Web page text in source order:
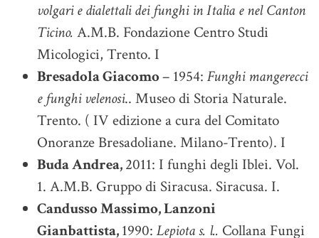
volgari e dialettali dei funghi in Italia e nel Canton
Ticino. A.M.B. Fondazione Centro Studi
Micologici, Trento. I
Bresadola Giacomo– 1954: Funghi mangerecci
e funghi velenosi.. Museo di Storia Naturale.
Trento. ( IV edizione a cura del Comitato
Onoranze Bresadoliane. Milano-Trento). I
Buda Andrea,2011: I funghi degli Iblei. Vol.
1. A.M.B. Gruppo di Siracusa. Siracusa. I.
Candusso Massimo, Lanzoni
Gianbattista,1990: Lepiota s. l.. Collana Fungi